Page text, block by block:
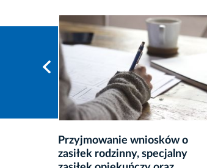
BON CIEPŁOWNICZY OD 1
LIPCA